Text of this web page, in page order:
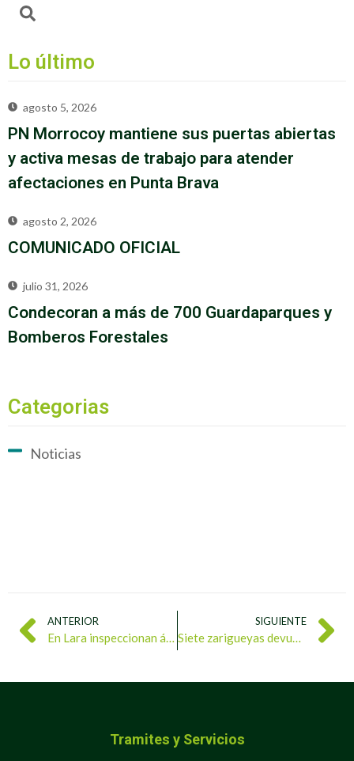
Lo último
agosto 5, 2026
PN Morrocoy mantiene sus puertas abiertas
y activa mesas de trabajo para atender
afectaciones en Punta Brava
agosto 2, 2026
COMUNICADO OFICIAL
julio 31, 2026
Condecoran a más de 700 Guardaparques y
Bomberos Forestales
Categorias
Noticias
ANTERIOR
En Lara inspeccionan áreas protegidas y verifican cumplimiento de leyes ambientales
SIGUIENTE
Siete zarigueyas devueltas a su hábitat en Anzoátegui
Tramites y Servicios